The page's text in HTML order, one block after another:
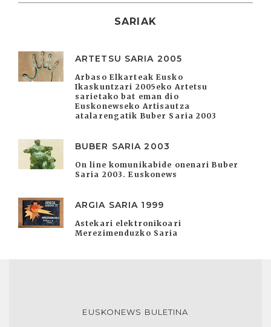
SARIAK
ARTETSU SARIA 2005
Arbaso Elkarteak Eusko
Ikaskuntzari 2005eko Artetsu
sarietako bat eman dio
Euskonewseko Artisautza
atalarengatik Buber Saria 2003
BUBER SARIA 2003
On line komunikabide onenari Buber
Saria 2003. Euskonews
ARGIA SARIA 1999
Astekari elektronikoari
Merezimenduzko Saria
EUSKONEWS BULETINA